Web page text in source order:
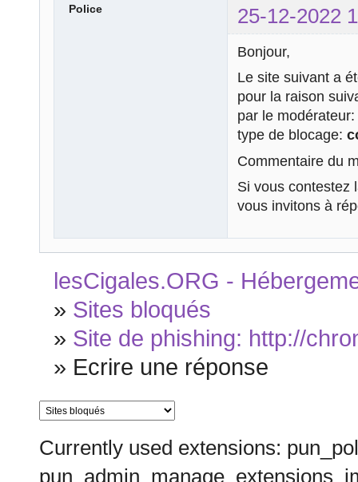
Police 25-12-2022
Bonjour,
Le site suivant a
pour la raison
par le modérateur:
type de blocage:
Commentaire du
Si vous contestez
vous invitons à
lesCigales.ORG -
» Sites bloqués
» Site de phishing: http://
» Ecrire une réponse
Currently used extensions: